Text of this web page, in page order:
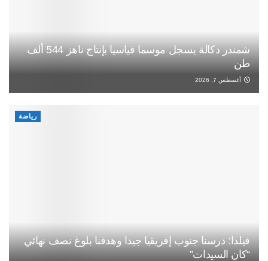
شمندر دكالة يسجل موسما قياسيا بإنتاج ناهز 544 ألف
طن
أغسطس 7, 2026
رياضة
فيلدا: درسنا جنوب إفريقيا جيدا وهدفنا بلوغ نصف نهائي
“كان السيدات”